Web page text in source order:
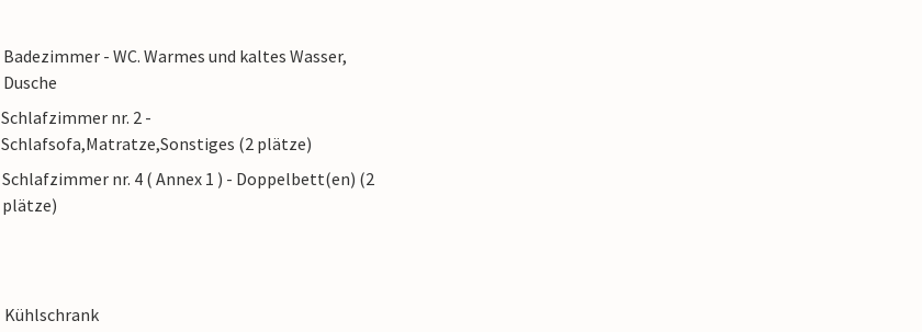
Badezimmer - WC. Warmes und kaltes Wasser,
Dusche
Schlafzimmer nr. 2 -
Schlafsofa,Matratze,Sonstiges (2 plätze)
Schlafzimmer nr. 4 ( Annex 1 ) - Doppelbett(en) (2
plätze)
Kühlschrank